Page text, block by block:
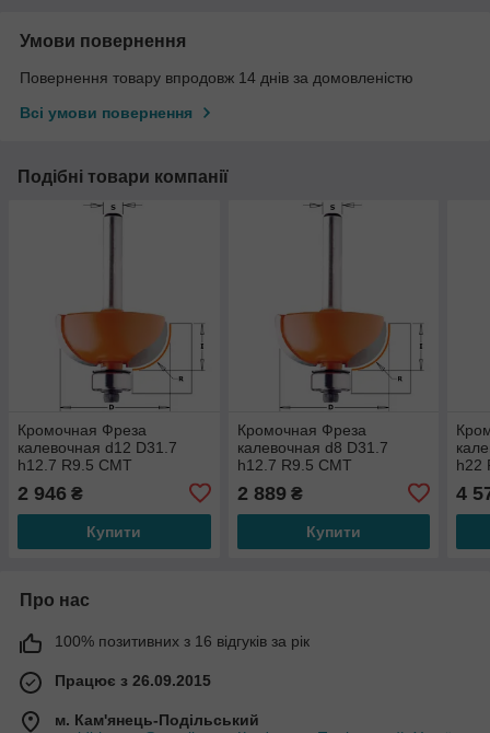
Умови повернення
Повернення товару впродовж 14 днів за домовленістю
Всі умови повернення
Подібні товари компанії
Кромочная Фреза
калевочная d12 D31.7
h12.7 R9.5 СМТ
2 946 ₴
Купити
Кромочная Фреза
калевочная d8 D31.7
h12.7 R9.5 СМТ
2 889₴
Купити
h22
4
Про нас
100% позитивних з 16 відгуків за рік
Працює з 26.09.2015
м. Кам'янець-Подільський